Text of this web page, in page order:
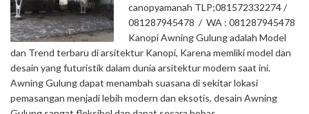
canopyamanah TLP;081572332274 /
081287945478 / WA : 081287945478
Kanopi Awning Gulung adalah Model
dan Trend terbaru di arsitektur Kanopi, Karena memliki model dan
desain yang futuristik dalam dunia arsitektur modern saat ini.
Awning Gulung dapat menambah suasana di sekitar lokasi
pemasangan menjadi lebih modern dan eksotis, desain Awning